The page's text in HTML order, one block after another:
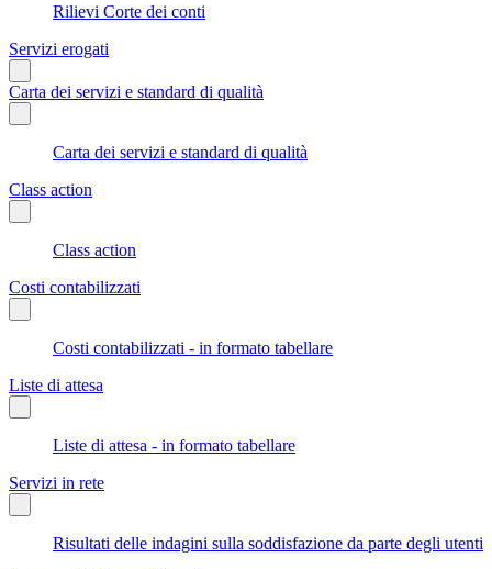
Rilievi Corte dei conti
Servizi erogati
Carta dei servizi e standard di qualità
Carta dei servizi e standard di qualità
Class action
Class action
Costi contabilizzati
Costi contabilizzati - in formato tabellare
Liste di attesa
Liste di attesa - in formato tabellare
Servizi in rete
Risultati delle indagini sulla soddisfazione da parte degli utenti